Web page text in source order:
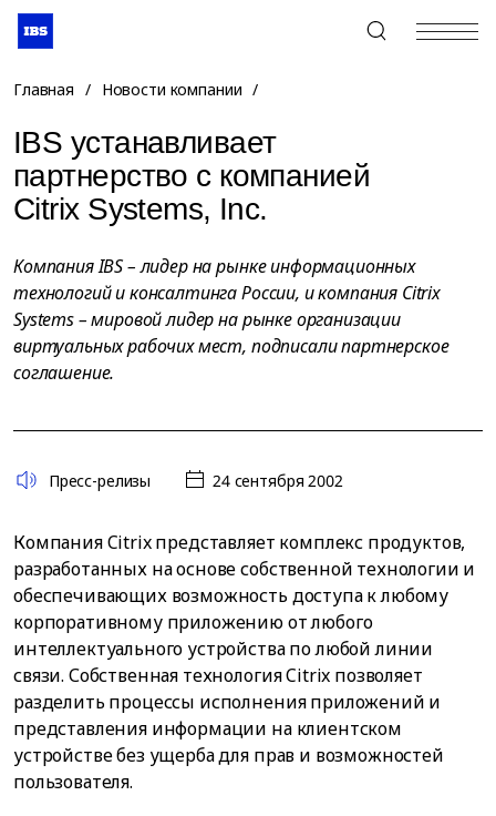
+7 (495) 967-80-80
Главная / Новости компании /
IBS устанавливает
партнерство с компанией
Citrix Systems, Inc.
Компания IBS – лидер на рынке информационных
технологий и консалтинга России, и компания Citrix
Systems – мировой лидер на рынке организации
виртуальных рабочих мест, подписали партнерское
соглашение.
Пресс-релизы 24 сентября 2002
Компания Citrix представляет комплекс продуктов,
разработанных на основе собственной технологии и
обеспечивающих возможность доступа к любому
корпоративному приложению от любого
интеллектуального устройства по любой линии
связи. Собственная технология Citrix позволяет
разделить процессы исполнения приложений и
представления информации на клиентском
устройстве без ущерба для прав и возможностей
пользователя.